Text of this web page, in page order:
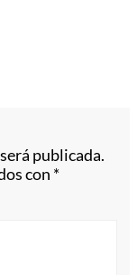
publicada.
con *